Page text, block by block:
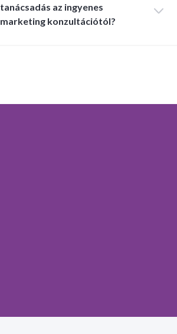
tanácsadás az ingyenes
marketing konzultációtól?